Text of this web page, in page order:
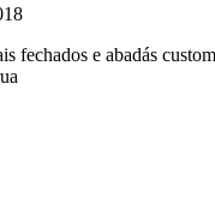
fechados e abadás